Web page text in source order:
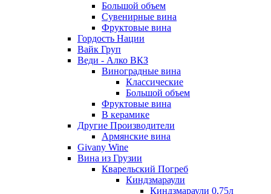
Большой объем
Сувенирные вина
Фруктовые вина
Гордость Нации
Вайк Груп
Веди - Алко ВКЗ
Виноградные вина
Классические
Большой объем
Фруктовые вина
В керамике
Другие Производители
Армянские вина
Givany Wine
Вина из Грузии
Кварельский Погреб
Киндзмараули
Киндзмараули 0,75л